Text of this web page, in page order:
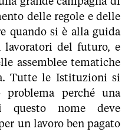
delle regole e delle
quando si è alla guida
lavoratori del futuro, e
assemblee tematiche
Tutte le Istituzioni si
perché una
questo nome deve
un lavoro ben pagato